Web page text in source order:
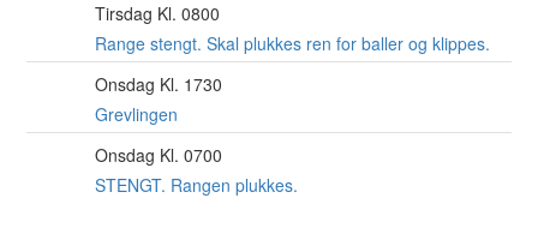
Tirsdag Kl. 0800
Range stengt. Skal plukkes ren for baller og klippes.
Onsdag Kl. 1730
Grevlingen
Onsdag Kl. 0700
STENGT. Rangen plukkes.